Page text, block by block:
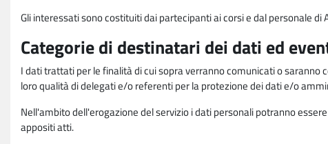
Gli interessati sono costituiti dai partecipanti ai corsi e dal personale
Categorie di destinatari dei dati ed
I dati trattati per le finalità di cui sopra verranno comunicati o
loro qualità di delegati e/o referenti per la protezione dei dati e/o
Nell'ambito dell'erogazione del servizio i dati personali potranno
appositi atti.